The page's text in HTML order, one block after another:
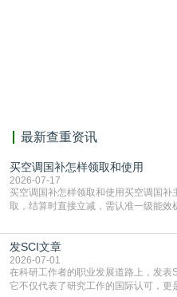
最新查重资讯
买空调国补怎样领取和使用
2026-07-17
买空调国补怎样领取和使用买空调国
取，结算时直接立减‌，需认准一级能效
能领到补贴首选‌京东APP‌搜索专属口
4949】等，口令会随活动更新，以页
复制粘贴【8$FKFGgJq
发SCI文章
2026-07-01
在科研工作者的职业发展道路上，发表
它不仅代表了研究工作的国际认可，更